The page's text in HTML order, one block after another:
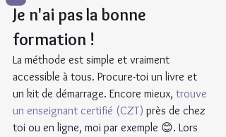
Je n'ai pas la bonne
formation !
La méthode est simple et vraiment
accessible à tous. Procure-toi un livre et
un kit de démarrage. Encore mieux, trouve
un enseignant certifié (CZT) près de chez
toi ou en ligne, moi par exemple 😊. Lors